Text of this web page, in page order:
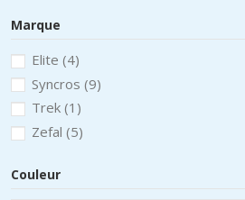
Marque
Elite (4)
Syncros (9)
Trek (1)
Zefal (5)
Couleur